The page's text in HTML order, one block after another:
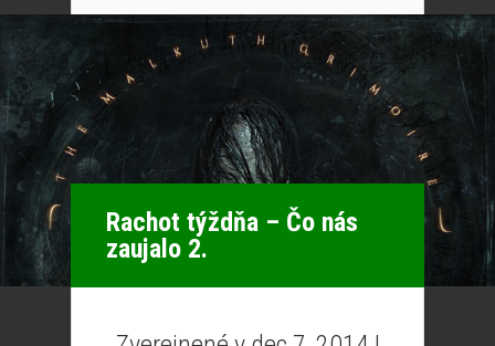
Rachot týždňa – Čo nás
zaujalo 2.